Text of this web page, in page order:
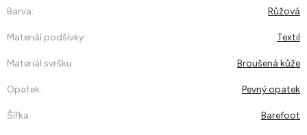
Barva: Růžová
Materiál podšívky: Textil
Materiál svršku: Broušená kůže
Opatek: Pevný opatek
Šířka: Barefoot